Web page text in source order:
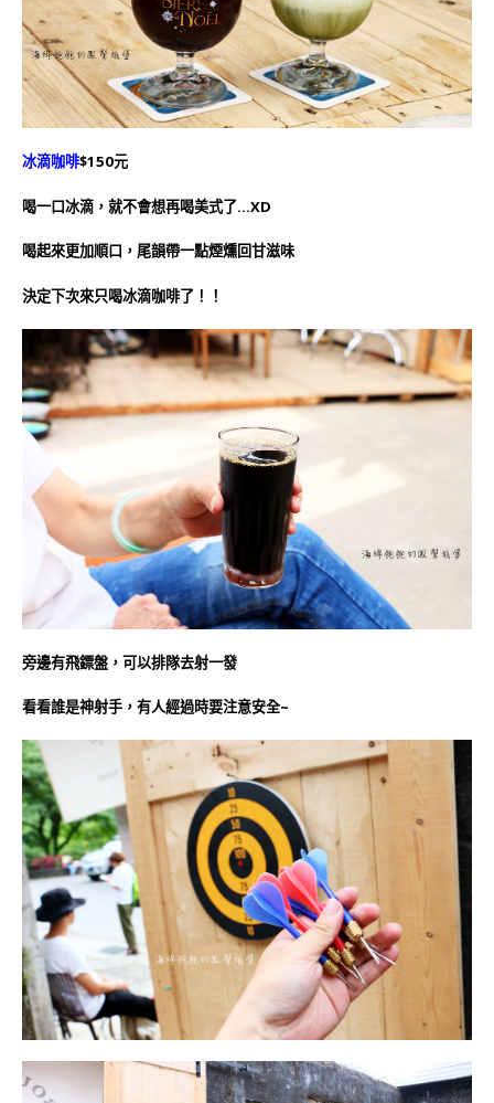
冰滴咖啡$150元
喝一口冰滴，就不會想再喝美式了…XD
喝起來更加順口， 尾韻帶一點煙燻回甘滋味
決定下次來只喝冰滴咖啡了！！
旁邊有飛鏢盤，可以排隊去射一發
看看誰是神射手，有人經過時要注意安全~